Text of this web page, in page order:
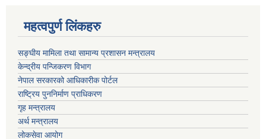
महत्वपुर्ण लिंकहरु
सङ्घीय मामिला तथा सामान्य प्रशासन मन्त्रालय
केन्द्रीय पन्जिकरण विभाग
नेपाल सरकारको आधिकारीक पोर्टल
राष्ट्रिय पुननिर्माण प्राधिकरण
गृह मन्त्रालय
अर्थ मन्त्रालय
लोकसेवा आयोग